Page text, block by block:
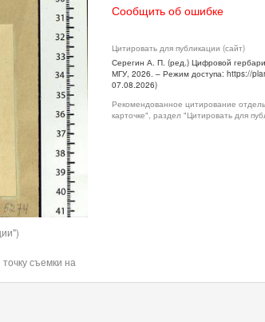
съемки на
Сообщить об ошибке
Цитировать для публикации (сайт)
Серегин А. П. (ред.) Цифровой
МГУ, 2026. – Режим доступа: https://
07.08.2026)
Рекомендованное цитирование
карточке", раздел "Цитировать для